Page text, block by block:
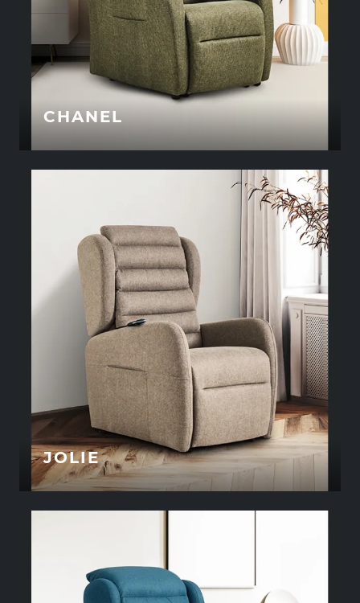
CHANEL
JOLIE